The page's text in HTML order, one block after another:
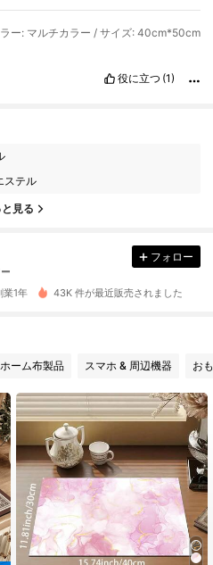
ー: マルチカラー / サイズ: 40cm*50cm
役に立つ (1)
ステル
と見る
ました
フォロー
業1年 43K 件が最近販売されました
ホーム布製品 スマホ & 周辺機器 お